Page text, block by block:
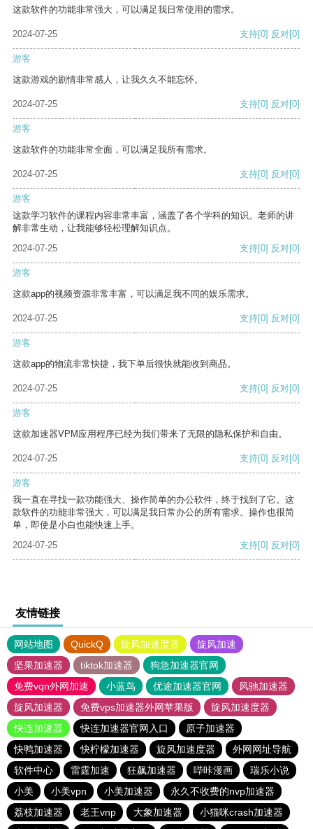
这款软件的功能非常强大，可以满足我日常使用的需求。
2024-07-25 支持[0] 反对[0]
游客
这款游戏的剧情非常感人，让我久久不能忘怀。
2024-07-25 支持[0] 反对[0]
游客
这款软件的功能非常全面，可以满足我所有需求。
2024-07-25 支持[0] 反对[0]
游客
这款学习软件的课程内容非常丰富，涵盖了各个学科的知识。老师的讲
解非常生动，让我能够轻松理解知识点。
2024-07-25
支持[0] 反对[0]
游客
这款app的视频资源非常丰富，可以满足我不同的娱乐需求。
2024-07-25 支持[0] 反对[0]
游客
这款app的物流非常快捷，我下单后很快就能收到商品。
2024-07-25 支持[0] 反对[0]
游客
这款加速器VPM应用程序已经为我们带来了无限的隐私保护和自由。
2024-07-25 支持[0] 反对[0]
游客
我一直在寻找一款功能强大、操作简单的办公软件，终于找到了它。这
款软件的功能非常强大，可以满足我日常办公的所有需求。操作也很简
单，即使是小白也能快速上手。
2024-07-25
支持[0] 反对[0]
友情链接
网站地图 QuickQ 旋风加速度器
旋风加速
坚果加速器
tiktok加速器
狗急加速器官网
免费vqn外网加速
小蓝鸟 优途加速器官网
风驰加速器
旋风加速器
免费vps加速器外网苹果版
旋风加速度器
快连加速器
快连加速器官网入口
原子加速器
快鸭加速器
快柠檬加速器 旋风加速度器
外网网址导航
软件中心
雷霆加速 狂飙加速器 哔咔漫画
瑞乐小说
小美
小美vpn 小美加速器
永久不收费的nvp加速器
荔枝加速器
老王vnp 大象加速器
小猫咪crash加速器